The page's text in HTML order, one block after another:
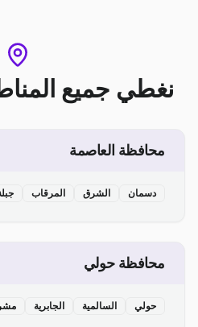
نغطي جميع
محافظة العاصمة
دسمان الشرق المرقاب
محافظة حولي
حولي السالمية الجابرية